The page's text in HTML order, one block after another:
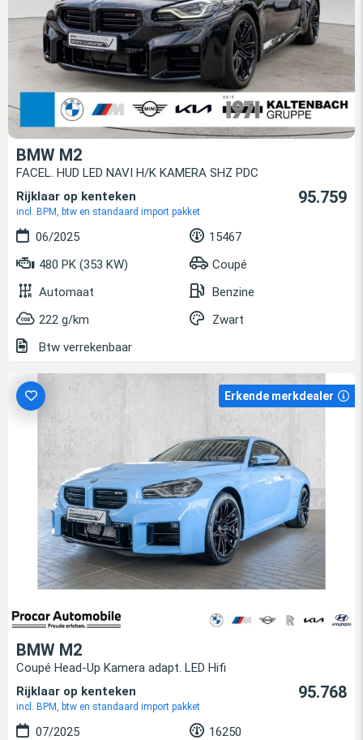
BMW M2
FACEL. HUD LED NAVI H/K KAMERA SHZ PDC
Rijklaar op kenteken
incl. BPM, btw en standaard import pakket
95.759
06/2025
15467
480 PK (353 KW)
Coupé
Automaat
Benzine
222 g/km
Zwart
Btw verrekenbaar
Erkende merkdealer
BMW M2
Coupé Head-Up Kamera adapt. LED Hifi
Rijklaar op kenteken
incl. BPM, btw en standaard import pakket
95.768
07/2025 16250